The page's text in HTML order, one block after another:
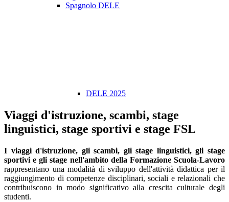
Spagnolo DELE
DELE 2025
Viaggi d'istruzione, scambi, stage
linguistici, stage sportivi e stage FSL
I viaggi d'istruzione, gli scambi, gli stage linguistici, gli stage
sportivi e gli stage nell'ambito della Formazione Scuola-Lavoro
rappresentano una modalità di sviluppo dell'attività didattica per il
raggiungimento di competenze disciplinari, sociali e relazionali che
contribuiscono in modo significativo alla crescita culturale degli
studenti.